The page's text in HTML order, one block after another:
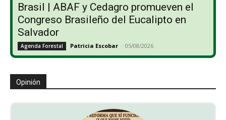
Brasil | ABAF y Cedagro promueven el
Congreso Brasileño del Eucalipto en
Salvador
Agenda Forestal Patricia Escobar - 05/08/2026
Opinión